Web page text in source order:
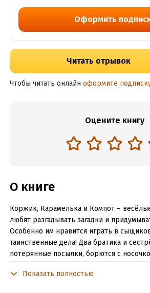
Оформить
Читать отрывок
Чтобы читать онлайн оформите
Оцените книгу
О книге
Коржик, Карамелька и Компот –
любят разгадывать загадки и
Особенно им нравится играть в
таинственные дела! Два братика и
потерянные посылки, борются с
дома появляется таинственный
Показать полностью